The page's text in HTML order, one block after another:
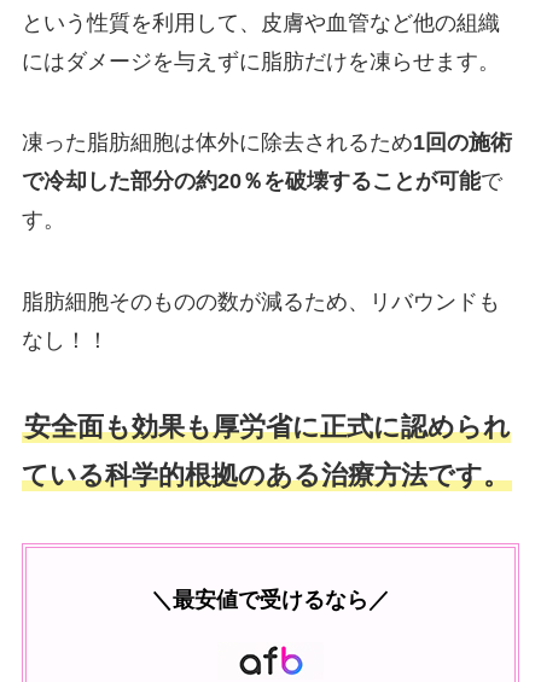
という性質を利用して、皮膚や血管など他の組織
にはダメージを与えずに脂肪だけを凍らせます。
凍った脂肪細胞は体外に除去されるため1回の施術
で冷却した部分の約20％を破壊することが可能で
す。
脂肪細胞そのものの数が減るため、リバウンドも
なし！！
安全面も効果も厚労省に正式に認められ
ている科学的根拠のある治療方法です。
＼最安値で受けるなら／